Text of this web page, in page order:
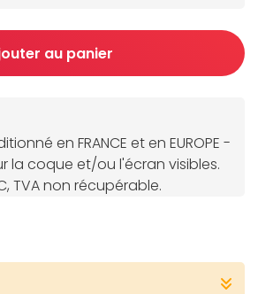
au panier
en FRANCE et en EUROPE -
la coque et/ou l'écran visibles.
TVA non récupérable.